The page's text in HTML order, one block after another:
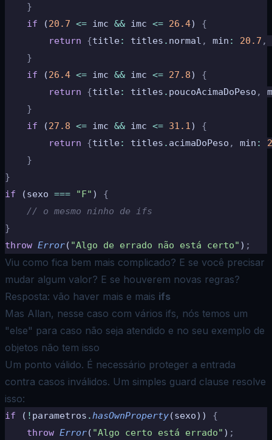
    }
    if
(20.7 <= imc && imc <= 26.4) {
        return
{title: titles . normal , min : 20.7 ,
    }
    if
(26.4 <= imc && imc <= 27.8) {
        return
{title: titles . poucoAcimaDoPeso ,
    }
    if
(27.8 <= imc && imc <= 31.1) {
        return
{title: titles . acimaDoPeso , min :
    }
}
if (sexo === "F" ) {
    // o mesmo ninho de ifs
}
throw Error( "Algo de errado não está certo" ) ;
Viu como fica bem mais complicado? E se você precisar
mudar algum valor? E se houverem novas regras?
Resposta: vão haver mais e mais ifs
Mas Allan, nesse caso com vários ifs, nós temos um
"else" para caso não seja atendido e no seu exemplo de
objetos não tem isso
Um ponto válido. É necessário proteger a entrada
contra casos inválidos. Um simples guard clause resolve
isso:
if ( ! parametros .hasOwnProperty(sexo)) {
    throw
Error( "Algo certo está errado" ) ;